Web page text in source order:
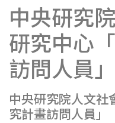
中央研究
研究中心
訪問人員」
中央研究院人文社
究計畫訪問人員」